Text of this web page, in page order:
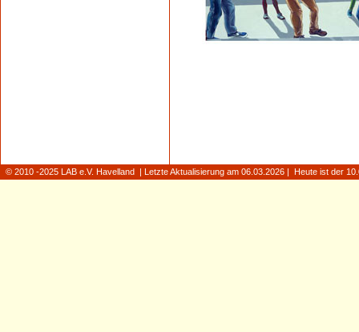
© 2010 -2025 LAB e.V. Havelland | Letzte Aktualisierung am 06.03.2026 | Heute ist der